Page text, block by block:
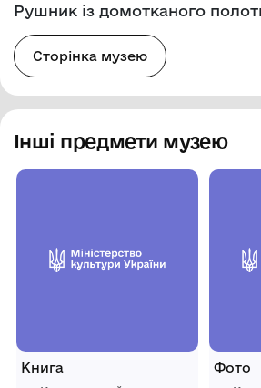
Рушник із домотканого
Сторінка музею
Інші предмети музею
Книга Фото